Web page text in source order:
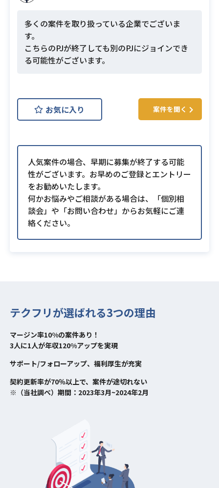
多くの案件を取り扱っている企業でございま
す。
こちらのPJが終了しても別のPJにジョインでき
る可能性がございます。
お気に入り 案件を聞く
人気案件の場合、早期に募集が終了する可能
性がございます。お早めのご登録とエントリー
をお勧めいたします。
何かお悩みやご相談がある場合は、「個別相
談会」や「お問い合わせ」からお気軽にご連
絡ください。
テクフリが選ばれる3つの理由
マージン率10%の案件あり！
3人に1人が年収120%アップを実現
サポート/フォローアップ、福利厚生が充実
契約更新率が70％以上で、案件が途切れない
※（当社調べ）期間：2023年3月~2024年2月